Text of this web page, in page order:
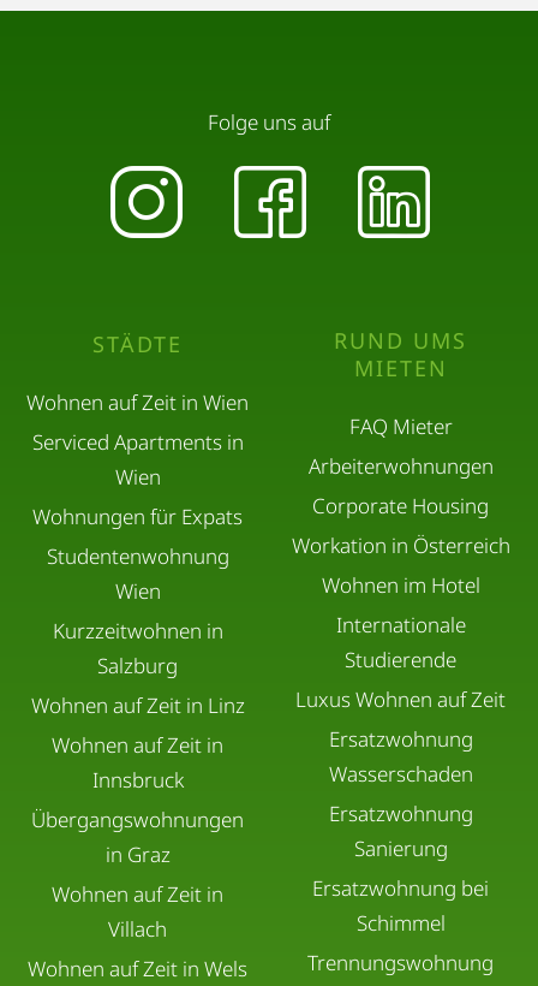
STÄDTE
Wohnen auf Zeit in Wien
Serviced Apartments in
Wien
Wohnungen für Expats
Studentenwohnung
Wien
Kurzzeitwohnen in
Salzburg
Wohnen auf Zeit in Linz
Wohnen auf Zeit in
Innsbruck
Übergangswohnungen
in Graz
Wohnen auf Zeit in
Villach
Wohnen auf Zeit in Wels
RUND UMS
MIETEN
FAQ Mieter
Arbeiterwohnungen
Corporate Housing
Workation in Österreich
Wohnen im Hotel
Internationale
Studierende
Luxus Wohnen auf Zeit
Ersatzwohnung
Wasserschaden
Ersatzwohnung
Sanierung
Ersatzwohnung bei
Schimmel
Trennungswohnung
Folge uns auf